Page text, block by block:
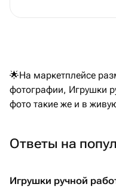
🌟На маркетплейсе
фотографии, Игрушки
фото такие же и в
Ответы на
Игрушки ручной